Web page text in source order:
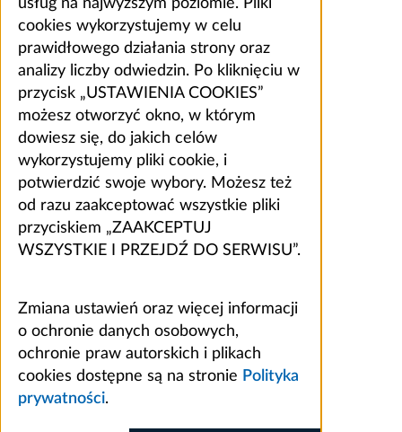
usług na najwyższym poziomie. Pliki
cookies wykorzystujemy w celu
prawidłowego działania strony oraz
analizy liczby odwiedzin. Po kliknięciu w
przycisk „USTAWIENIA COOKIES”
możesz otworzyć okno, w którym
dowiesz się, do jakich celów
wykorzystujemy pliki cookie, i
potwierdzić swoje wybory. Możesz też
od razu zaakceptować wszystkie pliki
przyciskiem „ZAAKCEPTUJ
WSZYSTKIE I PRZEJDŹ DO SERWISU”.
Zmiana ustawień oraz więcej informacji
o ochronie danych osobowych,
ochronie praw autorskich i plikach
cookies dostępne są na stronie Polityka
prywatności.